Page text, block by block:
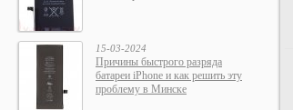
15-03-2024
Причины быстрого разряда
батареи iPhone и как решить эту
проблему в Минске